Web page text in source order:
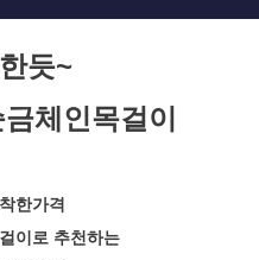
듯~
체인목걸이
한가격
이로 추천하는